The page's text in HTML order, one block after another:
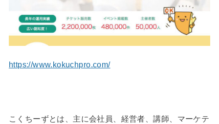
https://www.kokuchpro.com/
こくちーずとは、主に会社員、経営者、講師、マーケテ